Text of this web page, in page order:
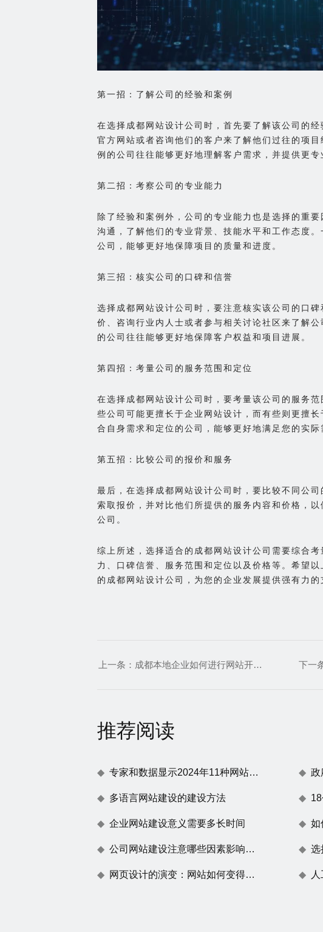
第一招：了解公司的经验和案例
在选择成都网站设计公司时，首先要了解该公司的
官方网站或者咨询他们的客户来了解他们过往的项
例的公司往往能够更好地理解客户需求，并提供更专
第二招：考察公司的专业能力
除了经验和案例外，公司的专业能力也是选择的重
沟通，了解他们的专业背景、技能水平和工作态度
公司，能够更好地保障项目的质量和进度。
第三招：核实公司的口碑和信誉
选择成都网站设计公司时，要注意核实该公司的口
价、咨询行业内人士或者参与相关讨论社区来了解
的公司往往能够更好地保障客户权益和项目进展。
第四招：考量公司的服务范围和定位
在选择成都网站设计公司时，要考量该公司的服务
些公司可能更擅长于企业网站设计，而有些则更擅
合自身需求和定位的公司，能够更好地满足您的实际
第五招：比较公司的报价和服务
最后，在选择成都网站设计公司时，要比较不同公
索取报价，并对比他们所提供的服务内容和价格，
公司。
综上所述，选择适合的成都网站设计公司需要综合
力、口碑信誉、服务范围和定位以及价格等。希望
的成都网站设计公司，为您的企业发展提供强有力的
上一条： 成都本地企业如何进行网站开发与推广 下一
推荐阅读
专家和数据显示2024年11种网站建设趋势 政
多语言网站建设的建设方法
企业网站建设意义需要多长时间
公司网站建设注意哪些因素影响百度蜘蛛抓取
网页设计的演变：网站如何变得不仅仅是一张漂亮的脸蛋